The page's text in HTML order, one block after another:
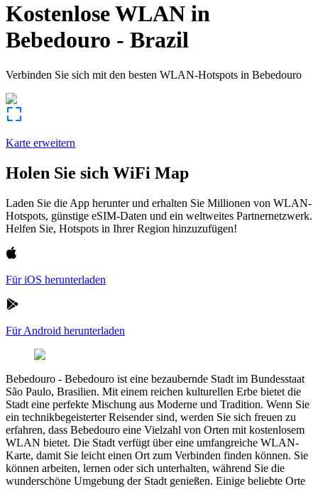
Kostenlose WLAN in
Bebedouro - Brazil
Verbinden Sie sich mit den besten WLAN-Hotspots in Bebedouro
Karte erweitern
Holen Sie sich WiFi Map
Laden Sie die App herunter und erhalten Sie Millionen von WLAN-
Hotspots, günstige eSIM-Daten und ein weltweites Partnernetzwerk.
Helfen Sie, Hotspots in Ihrer Region hinzuzufügen!
Für iOS herunterladen
Für Android herunterladen
Bebedouro - Bebedouro ist eine bezaubernde Stadt im Bundesstaat
São Paulo, Brasilien. Mit einem reichen kulturellen Erbe bietet die
Stadt eine perfekte Mischung aus Moderne und Tradition. Wenn Sie
ein technikbegeisterter Reisender sind, werden Sie sich freuen zu
erfahren, dass Bebedouro eine Vielzahl von Orten mit kostenlosem
WLAN bietet. Die Stadt verfügt über eine umfangreiche WLAN-
Karte, damit Sie leicht einen Ort zum Verbinden finden können. Sie
können arbeiten, lernen oder sich unterhalten, während Sie die
wunderschöne Umgebung der Stadt genießen. Einige beliebte Orte